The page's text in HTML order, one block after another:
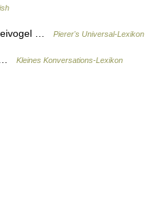
… Pierer's Universal-Lexikon
… Kleines Konversations-Lexikon